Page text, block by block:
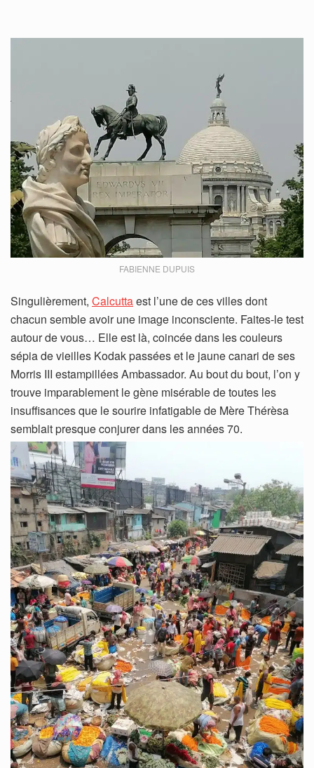
FABIENNE DUPUIS
Singulièrement, Calcuttaest l’une de ces villes dont
chacun semble avoir une image inconsciente. Faites-le test
autour de vous… Elle est là, coincée dans les couleurs
sépia de vieilles Kodak passées et le jaune canari de ses
Morris III estampillées Ambassador. Au bout du bout, l’on y
trouve imparablement le gène misérable de toutes les
insuffisances que le sourire infatigable de Mère Thérèsa
semblait presque conjurer dans les années 70.